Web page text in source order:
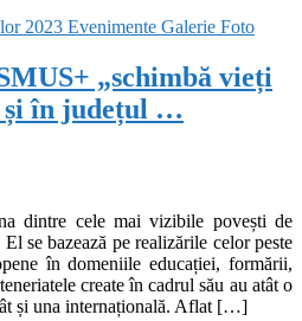
2023 Evenimente Galerie Foto
„schimbă vieți
și în județul …
dintre cele mai vizibile povești de
se bazează pe realizările celor peste
în domeniile educației, formării,
create în cadrul său au atât o
și una internațională. Aflat […]